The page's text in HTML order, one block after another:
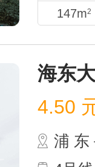
147m2
海东
4.50
浦 东